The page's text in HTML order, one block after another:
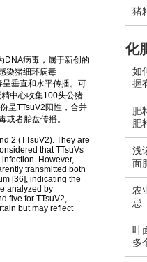
病毒，属于新创的
染猪细环病毒
呈垂直和水平传播。可
中心收集100头公猪
呈TTsuV2阳性，合并
或者胎盘传播。
2 (TTsuV2). They are
that TTsuVs
However,
transmitted both
[36], indicating the
analyzed by
five for TTsuV2,
but may reflect
猪
化
如
握
肥
肥
浅
面
农
忌
叶
多